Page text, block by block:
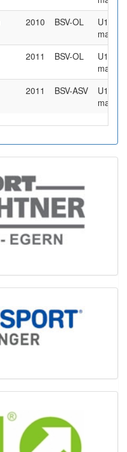
2010 BSV-OL
U16
2011 BSV-OL
U16
2011 BSV-ASV
U16